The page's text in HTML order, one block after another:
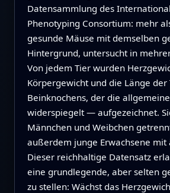
Datensammlung des
Phenotyping Consortium: mehr
gesunde Mäuse mit demselben
Hintergrund, untersucht in
Von jedem Tier wurden
Körpergewicht und die Länge
Beinknochens, der die
widerspiegelt — aufgezeichnet.
Männchen und Weibchen
außerdem junge Erwachsene mit
Dieser reichhaltige Datensatz
eine grundlegende, aber selten
zu stellen: Wächst das